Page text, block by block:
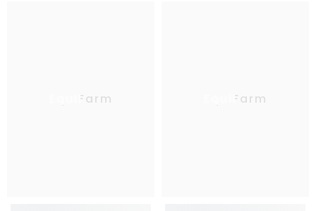
EquiFarm EquiFarm